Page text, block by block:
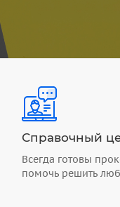
Справочный
Всегда готовы
помочь решить